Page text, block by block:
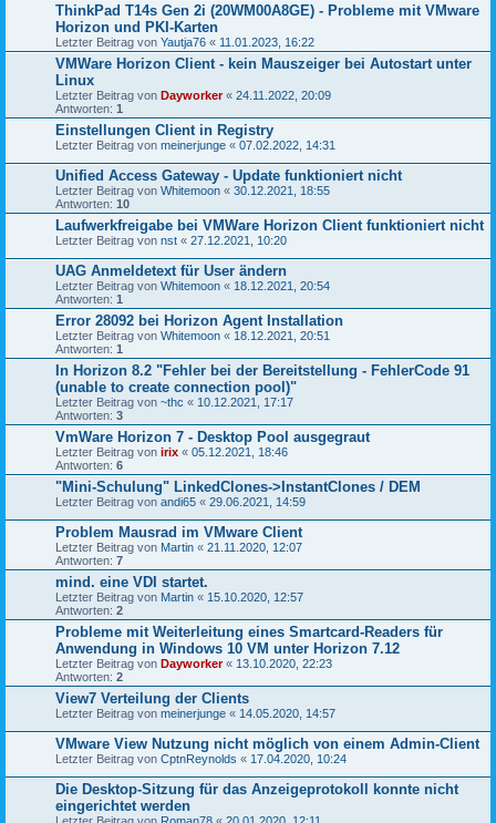
ThinkPad T14s Gen 2i (20WM00A8GE) - Probleme mit VMware
Horizon und PKI-Karten
Letzter Beitrag von Yautja76 « 11.01.2023, 16:22
VMWare Horizon Client - kein Mauszeiger bei Autostart unter
Linux
Letzter Beitrag von Dayworker« 24.11.2022, 20:09
Antworten: 1
Einstellungen Client in Registry
Letzter Beitrag von meinerjunge « 07.02.2022, 14:31
Unified Access Gateway - Update funktioniert nicht
Letzter Beitrag von Whitemoon « 30.12.2021, 18:55
Antworten: 10
Laufwerkfreigabe bei VMWare Horizon Client funktioniert nicht
Letzter Beitrag von nst « 27.12.2021, 10:20
UAG Anmeldetext für User ändern
Letzter Beitrag von Whitemoon « 18.12.2021, 20:54
Antworten: 1
Error 28092 bei Horizon Agent Installation
Letzter Beitrag von Whitemoon « 18.12.2021, 20:51
Antworten: 1
In Horizon 8.2 "Fehler bei der Bereitstellung - FehlerCode 91
(unable to create connection pool)"
Letzter Beitrag von ~thc « 10.12.2021, 17:17
Antworten: 3
VmWare Horizon 7 - Desktop Pool ausgegraut
Letzter Beitrag von irix « 05.12.2021, 18:46
Antworten: 6
"Mini-Schulung" LinkedClones->InstantClones / DEM
Letzter Beitrag von andi65 « 29.06.2021, 14:59
Problem Mausrad im VMware Client
Letzter Beitrag von Martin « 21.11.2020, 12:07
Antworten: 7
mind. eine VDI startet.
Letzter Beitrag von Martin « 15.10.2020, 12:57
Antworten: 2
Probleme mit Weiterleitung eines Smartcard-Readers für
Anwendung in Windows 10 VM unter Horizon 7.12
Letzter Beitrag von Dayworker« 13.10.2020, 22:23
Antworten: 2
View7 Verteilung der Clients
Letzter Beitrag von meinerjunge « 14.05.2020, 14:57
VMware View Nutzung nicht möglich von einem Admin-Client
Letzter Beitrag von CptnReynolds « 17.04.2020, 10:24
Die Desktop-Sitzung für das Anzeigeprotokoll konnte nicht
eingerichtet werden
Letzter Beitrag von Roman78 « 20.01.2020, 12:11